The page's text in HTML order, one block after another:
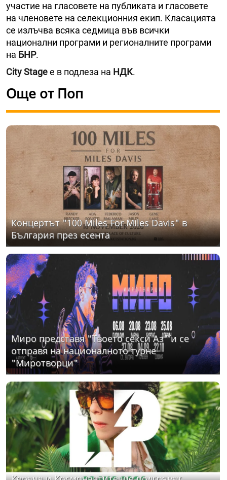
участие на гласовете на публиката и гласовете
на членовете на селекционния екип. Класацията
се излъчва всяка седмица във всички
национални програми и регионалните програми
на БНР.
City Stageе в подлеза на НДК.
Още от Поп
Концертът "100 Miles For Miles Davis" в
България през есента
Миро представя "Твоето секси Аз" и се
отправя на националното турне
"Миротворци"